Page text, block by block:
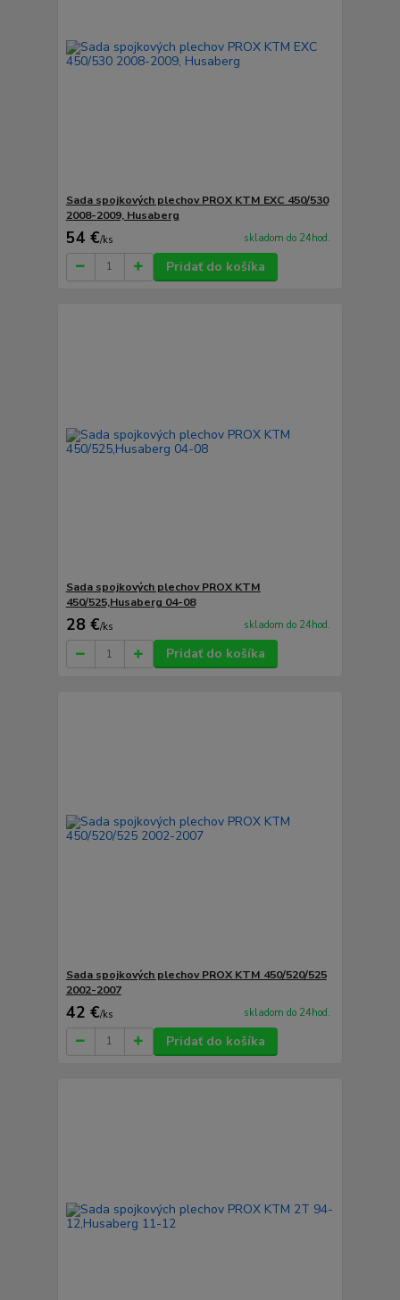
Sada spojkových plechov PROX KTM EXC 450/530
2008-2009, Husaberg
54 €/ks skladom do 24hod.
Pridať do košíka
Sada spojkových plechov PROX KTM
450/525,Husaberg 04-08
28 €/ks skladom do 24hod.
Pridať do košíka
Sada spojkových plechov PROX KTM 450/520/525
2002-2007
42 €/ks skladom do 24hod.
Pridať do košíka